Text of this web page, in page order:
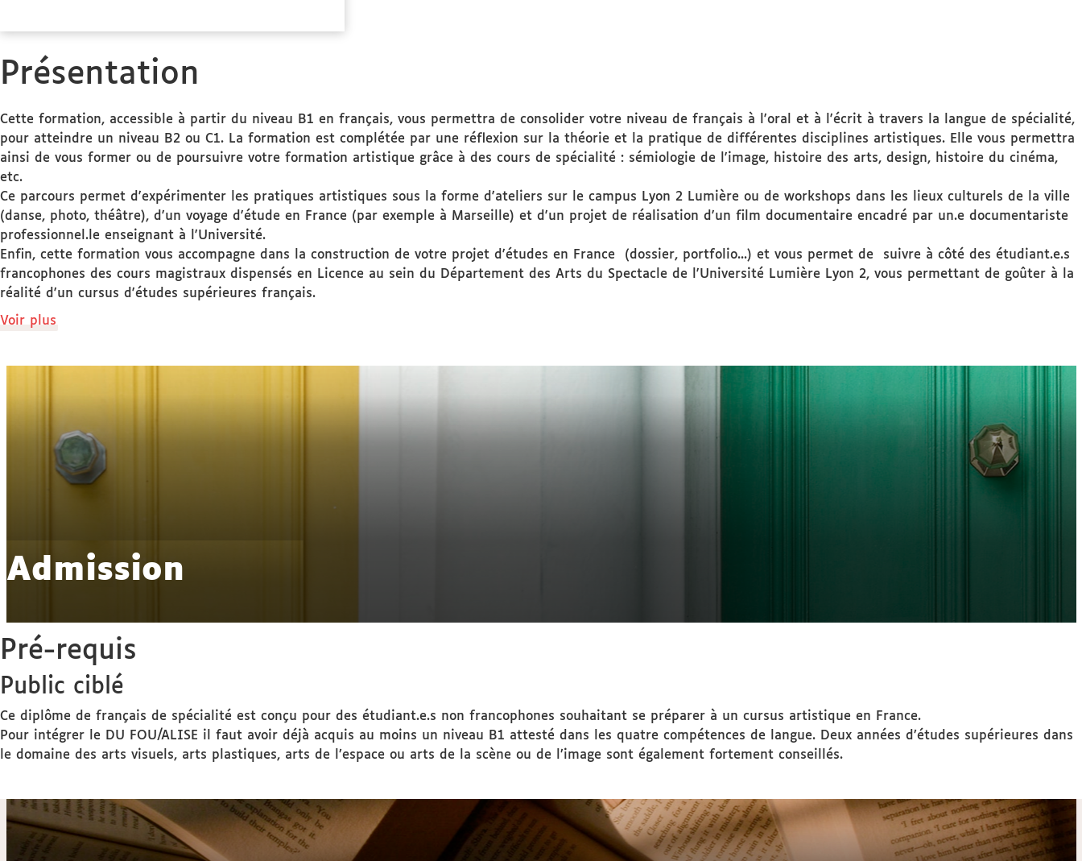
formation
Présentation
Cette formation, accessible à partir du niveau B1 en français, vous permettra de consolider votre niveau de français à l'oral et à l'écrit à travers la langue de spécialité,
pour atteindre un niveau B2 ou C1. La formation est complétée par une réflexion sur la théorie et la pratique de différentes disciplines artistiques. Elle vous permettra
ainsi de vous former ou de poursuivre votre formation artistique grâce à des cours de spécialité : sémiologie de l'image, histoire des arts, design, histoire du cinéma,
etc.
Ce parcours permet d'expérimenter les pratiques artistiques sous la forme d'ateliers sur le campus Lyon 2 Lumière ou de workshops dans les lieux culturels de la ville
(danse, photo, théâtre), d'un voyage d'étude en France (par exemple à Marseille) et d'un projet de réalisation d'un film documentaire encadré par un.e documentariste
professionnel.le enseignant à l'Université.
Enfin, cette formation vous accompagne dans la construction de votre projet d'études en France (dossier, portfolio...) et vous permet de suivre à côté des étudiant.e.s
francophones des cours magistraux dispensés en Licence au sein du Département des Arts du Spectacle de l'Université Lumière Lyon 2, vous permettant de goûter à la
réalité d'un cursus d'études supérieures français.
Voir plus
Admission
Pré-requis
Public ciblé
Ce diplôme de français de spécialité est conçu pour des étudiant.e.s non francophones souhaitant se préparer à un cursus artistique en France.
Pour intégrer le DU FOU/ALISE il faut avoir déjà acquis au moins un niveau B1 attesté dans les quatre compétences de langue. Deux années d’études supérieures dans
le domaine des arts visuels, arts plastiques, arts de l’espace ou arts de la scène ou de l’image sont également fortement conseillés.